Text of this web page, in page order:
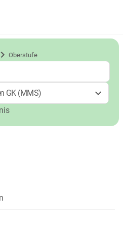
Oberstufe
GK (MMS)